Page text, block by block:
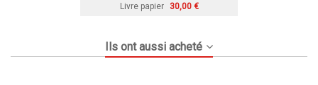
Livre papier 30,00 €
Ils ont aussi acheté